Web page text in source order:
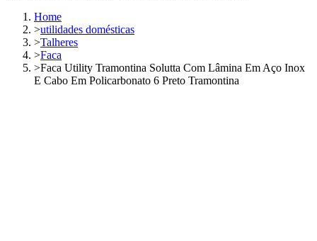
Home
>utilidades domésticas
>Talheres
>Faca
>Faca Utility Tramontina Solutta Com Lâmina Em Aço Inox
E Cabo Em Policarbonato 6 Preto Tramontina